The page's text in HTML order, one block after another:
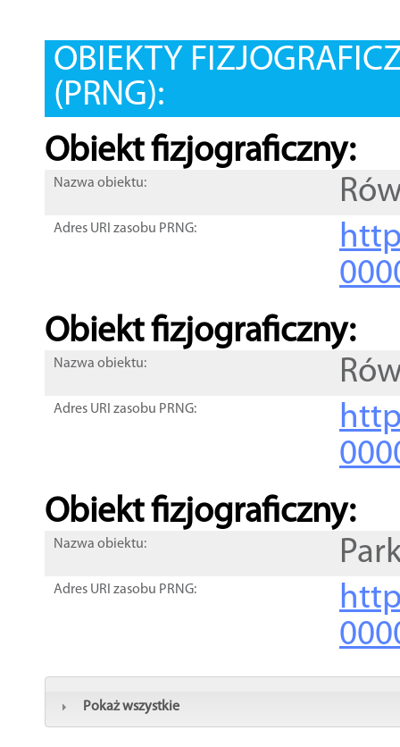
OBIEKTY
(PRNG):
Obiekt fizjograficzny:
Nazwa obiektu:
Adres URI zasobu PRNG:
Obiekt fizjograficzny:
Nazwa obiektu:
Adres URI zasobu PRNG:
Obiekt fizjograficzny:
Nazwa obiektu:
Adres URI zasobu PRNG:
Pokaż wszystkie